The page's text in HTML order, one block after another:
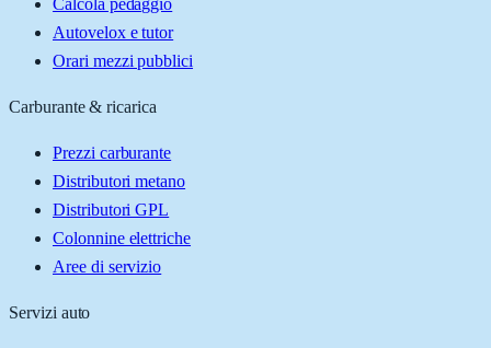
Calcola pedaggio
Autovelox e tutor
Orari mezzi pubblici
Carburante & ricarica
Prezzi carburante
Distributori metano
Distributori GPL
Colonnine elettriche
Aree di servizio
Servizi auto